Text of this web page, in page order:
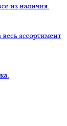
из наличия.
ассортимент